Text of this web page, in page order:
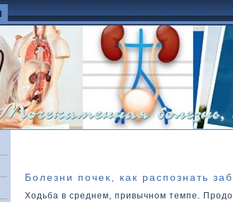
Болезни почек, как распознать
Ходьба в среднем, привычном темпе.